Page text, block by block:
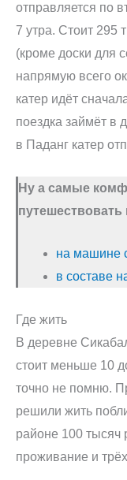
отправляется по
7 утра. Стоит 295
(кроме доски для
напрямую всего
катер идёт
поездка займёт в
в Паданг катер
Ну а самые
на машине
в составе
Где жить
В деревне
стоит меньше 10
точно не помню.
решили жить
районе 100 тысяч
проживание и